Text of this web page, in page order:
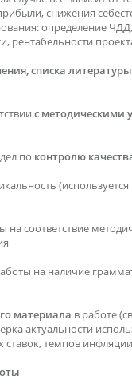
снижения
определение
рентабельности
списка литературы
с методическими
по контролю
на соответствие
на наличие
материала в работе
актуальности
темпов